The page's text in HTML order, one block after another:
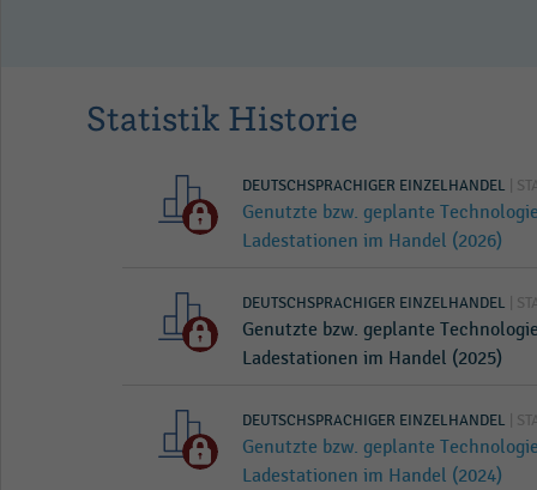
Statistik Historie
DEUTSCHSPRACHIGER EINZELHANDEL |
Genutzte bzw. geplante
Ladestationen im Handel (2026)
DEUTSCHSPRACHIGER EINZELHANDEL |
Genutzte bzw. geplante
Ladestationen im Handel (2025)
DEUTSCHSPRACHIGER EINZELHANDEL |
Genutzte bzw. geplante
Ladestationen im Handel (2024)